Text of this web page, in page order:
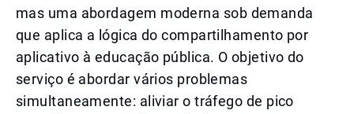
mas uma abordagem moderna sob demanda
que aplica a lógica do compartilhamento por
aplicativo à educação pública. O objetivo do
serviço é abordar vários problemas
simultaneamente: aliviar o tráfego de pico